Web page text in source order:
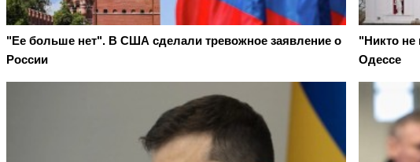
"Ее больше нет". В США сделали тревожное заявление о
России
"Никто не
Одессе